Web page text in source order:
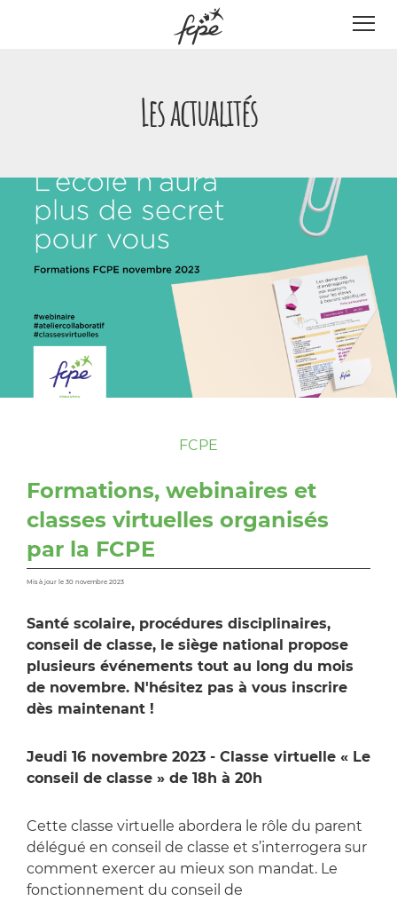
Les actualités
FCPE
Formations, webinaires et
classes virtuelles organisés
par la FCPE
Mis à jour le 30 novembre 2023
Santé scolaire, procédures disciplinaires,
conseil de classe, le siège national propose
plusieurs événements tout au long du mois
de novembre. N'hésitez pas à vous inscrire
dès maintenant !
Jeudi 16 novembre 2023 - Classe virtuelle « Le
conseil de classe » de 18h à 20h
Cette classe virtuelle abordera le rôle du parent
délégué en conseil de classe et s’interrogera sur
comment exercer au mieux son mandat. Le
fonctionnement du conseil de
Panneau de gestion des cookies